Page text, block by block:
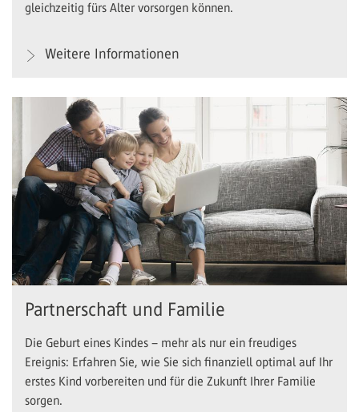
gleichzeitig fürs Alter vorsorgen können.
Weitere Informationen
Partnerschaft und Familie
Die Geburt eines Kindes – mehr als nur ein freudiges
Ereignis: Erfahren Sie, wie Sie sich finanziell optimal auf Ihr
erstes Kind vorbereiten und für die Zukunft Ihrer Familie
sorgen.